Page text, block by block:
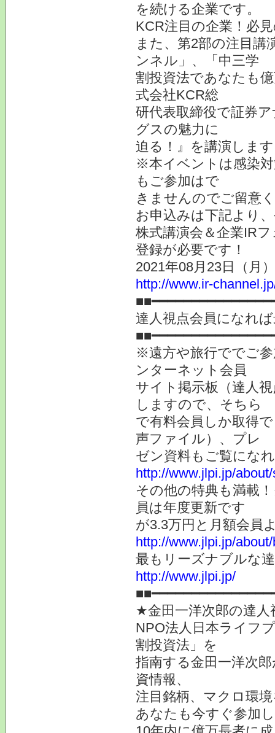
を続ける企業です。
KCR注目の企業！必
また、第2部の注目
ンネル」、「中三学
割投資法であなたも
式会社KCR総
研代表取締役で証券
グスの魅力に
迫る！』を講演しま
※本イベントは感染
もご参加はで
きませんのでご留意
お申込みは下記より
株式講演会＆企業IR
登録が必要です！
2021年08月23日（
http://www.ir-
達人視点会員になれ
※遠方や旅行ででご
ンターネット会員
サイト掲示板（達人
しますので、そちら
で有料会員しか取得
声ファイル）、プレ
ゼン資料もご覧にな
http://www.jlpi.jp/
その他の特典も満載
員は年度更新です
が3.3万円と月額会員
http://www.jlpi.jp/
最もリーズナブル
http://www.jlpi.jp/
★金田一洋次郎の達
NPO法人日本ライフ
割投資法」を
指南する金田一洋次
資情報、
注目銘柄、マクロ環
あなたも今すぐ参加